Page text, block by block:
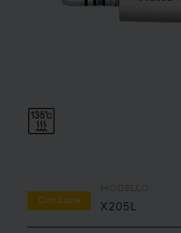
Con Luce
X205L